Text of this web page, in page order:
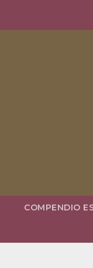
COMPENDIO